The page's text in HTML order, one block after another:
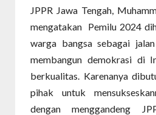
JPPR Jawa Tengah,
mengatakan Pemilu 2024
warga bangsa sebagai
membangun demokrasi di
berkualitas. Karenanya
pihak untuk
dengan menggandeng